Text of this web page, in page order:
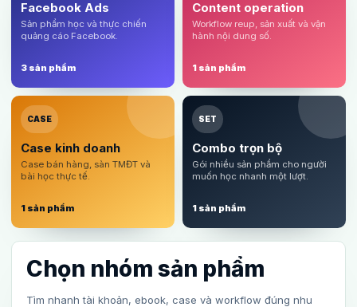
Facebook Ads
Sản phẩm học và thực chiến
quảng cáo Facebook.
3 sản phẩm
Content operation
Workflow reup, sản xuất và vận
hành nội dung số.
1 sản phẩm
CASE
Case kinh doanh
Case bán hàng, sàn TMĐT và
bài học thực tế.
1 sản phẩm
SET
Combo trọn bộ
Gói nhiều sản phẩm cho người
muốn học nhanh một lượt.
1 sản phẩm
Chọn nhóm sản phẩm
Tìm nhanh tài khoản, ebook, case và workflow đúng nhu